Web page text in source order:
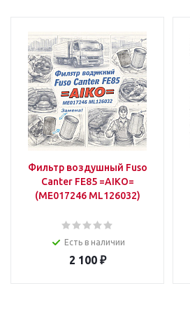
Фильтр воздушный Fuso
Canter FE85 =AIKO=
(ME017246 ML126032)
Есть в наличии
2 100₽